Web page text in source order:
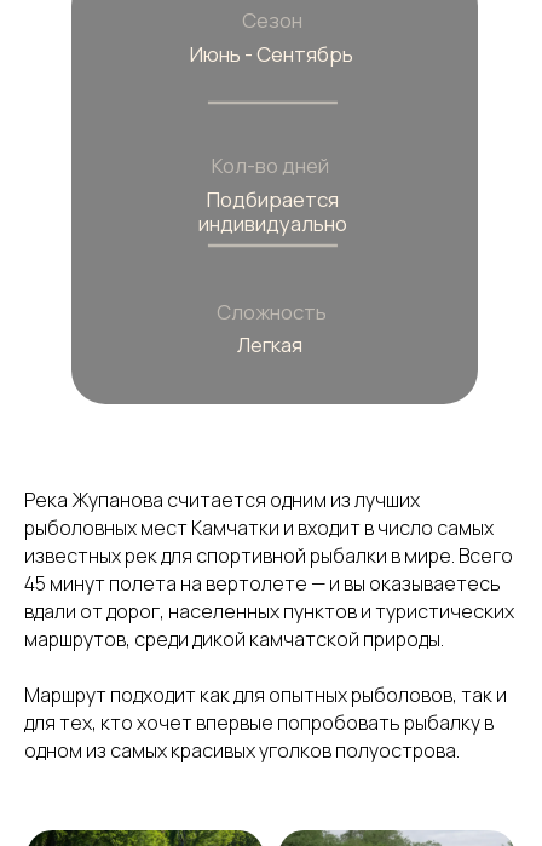
Река Жупанова считается одним из лучших
рыболовных мест Камчатки и входит в число самых
известных рек для спортивной рыбалки в мире. Всего
45 минут полета на вертолете — и вы оказываетесь
вдали от дорог, населенных пунктов и туристических
маршрутов, среди дикой камчатской природы.
Маршрут подходит как для опытных рыболовов, так и
для тех, кто хочет впервые попробовать рыбалку в
одном из самых красивых уголков полуострова.